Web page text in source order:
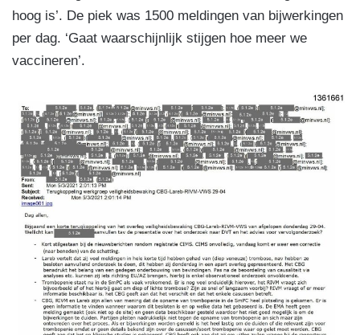
hoog is’. De piek was 1500 meldingen van bijwerkingen
per dag. ‘Gaat waarschijnlijk stijgen hoe meer we
vaccineren’.